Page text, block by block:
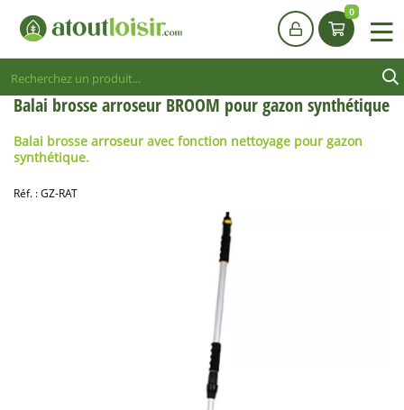
Balai brosse arroseur BROOM pour gazon synthétique
Balai brosse arroseur avec fonction nettoyage pour gazon
synthétique.
Réf. :GZ-RAT
0